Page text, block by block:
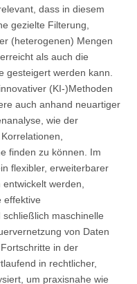
dass in diesem
gezielte Filterung,
(heterogenen) Mengen
als auch die
gesteigert werden kann.
(KI-)Methoden
auch anhand neuartiger
wie der
finden zu können. Im
flexibler, erweiterbarer
werden,
effektive
maschinelle
von Daten
in der
in rechtlicher,
um praxisnahe wie